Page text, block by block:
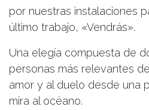
por nuestras instalaciones
último trabajo, «Vendrás».
Una elegía compuesta de
personas más relevantes
amor y al duelo desde una
mira al océano.